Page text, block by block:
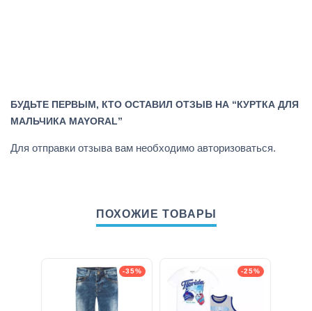
БУДЬТЕ ПЕРВЫМ, КТО ОСТАВИЛ ОТЗЫВ НА “КУРТКА ДЛЯ
МАЛЬЧИКА MAYORAL”
Для отправки отзыва вам необходимо авторизоваться.
ПОХОЖИЕ ТОВАРЫ
-35% -25%